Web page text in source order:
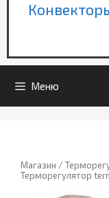
Меню
Магазин /
Терморегулятор